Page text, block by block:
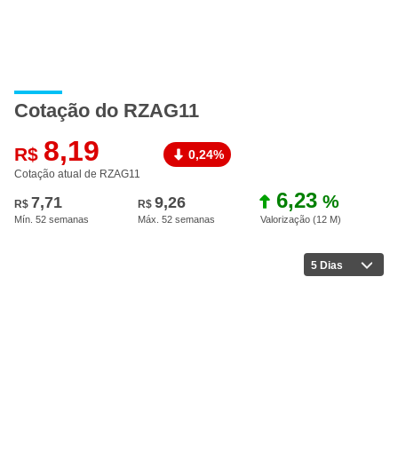
Cotação do RZAG11
R$ 8,19
Cotação atual de RZAG11
0,24%
R$ 7,71
Mín. 52 semanas
R$ 9,26
Máx. 52 semanas
6,23 %
Valorização (12 M)
5 Dias